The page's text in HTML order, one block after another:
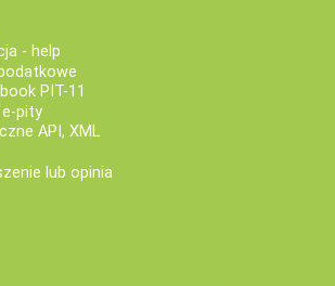
- help
PIT-11
pity
API, XML
lub opinia